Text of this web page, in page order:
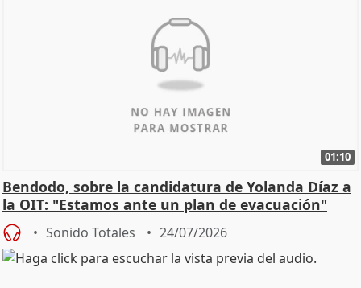
01:10
Bendodo, sobre la candidatura de Yolanda Díaz a
la OIT: "Estamos ante un plan de evacuación"
Sonido Totales 24/07/2026